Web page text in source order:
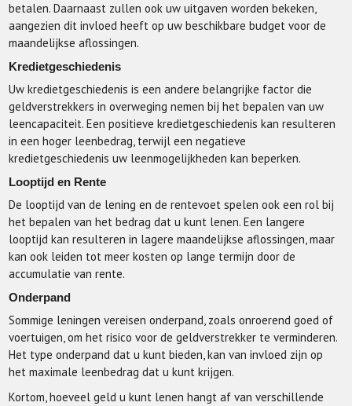
betalen. Daarnaast zullen ook uw uitgaven worden bekeken,
aangezien dit invloed heeft op uw beschikbare budget voor de
maandelijkse aflossingen.
Kredietgeschiedenis
Uw kredietgeschiedenis is een andere belangrijke factor die
geldverstrekkers in overweging nemen bij het bepalen van uw
leencapaciteit. Een positieve kredietgeschiedenis kan resulteren
in een hoger leenbedrag, terwijl een negatieve
kredietgeschiedenis uw leenmogelijkheden kan beperken.
Looptijd en Rente
De looptijd van de lening en de rentevoet spelen ook een rol bij
het bepalen van het bedrag dat u kunt lenen. Een langere
looptijd kan resulteren in lagere maandelijkse aflossingen, maar
kan ook leiden tot meer kosten op lange termijn door de
accumulatie van rente.
Onderpand
Sommige leningen vereisen onderpand, zoals onroerend goed of
voertuigen, om het risico voor de geldverstrekker te verminderen.
Het type onderpand dat u kunt bieden, kan van invloed zijn op
het maximale leenbedrag dat u kunt krijgen.
Kortom, hoeveel geld u kunt lenen hangt af van verschillende